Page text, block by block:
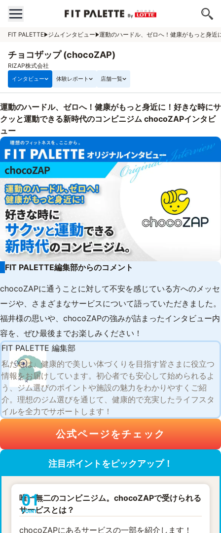
FIT PALETTE ジムインタビュー 運動のハードル、ゼロへ！健康がもっと身
チョコザップ (chocoZAP)
RIZAP株式会社
インタビュー 体験レポート 店舗一覧
運動のハードル、ゼロへ！健康がもっと身近に！好きな時にサ
クッと運動できる新時代のコンビニジム chocoZAPインタビ
ュー
FIT PALETTE編集部からのコメント
chocoZAPに通うことに対して不安を感じている方へのメッセ
ージや、さまざまなサービスについて語っていただきました。
福井様の思いや、chocoZAPの強みが詰まったインタビュー内
容を、ぜひ最後までお楽しみください！
FIT PALETTE 編集部
私たちは、健康的で美しい体づくりを目指す皆さまに役立つ
情報をお届けしています。初心者でも安心して始められるよ
う、ジム選びのポイントや施設の魅力をわかりやすくご紹
介。理想のジム選びを通じて、健康的で充実したライフスタ
イルを全力でサポートします！
公式ページをチェック
注目ポイントをピックアップ！
唯一無二のコンビニジム。chocoZAPで受けられる
サービスとは？
chocoZAPにあるサービスの一部を紹介します！